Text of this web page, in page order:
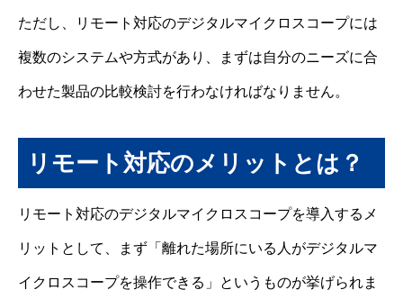
ただし、リモート対応のデジタルマイクロスコープには
複数のシステムや方式があり、まずは自分のニーズに合
わせた製品の比較検討を行わなければなりません。
リモート対応のメリットとは？
リモート対応のデジタルマイクロスコープを導入するメ
リットとして、まず「離れた場所にいる人がデジタルマ
イクロスコープを操作できる」というものが挙げられま